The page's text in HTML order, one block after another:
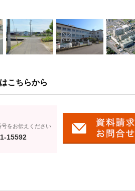
こちらから
号をお伝えください
15592